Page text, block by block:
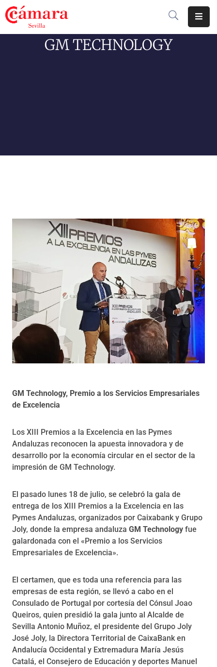
GM TECHNOLOGY
GM Technology, Premio a los Servicios Empresariales
de Excelencia
Los XIII Premios a la Excelencia en las Pymes
Andaluzas reconocen la apuesta innovadora y de
desarrollo por la economía circular en el sector de la
impresión de GM Technology.
El pasado lunes 18 de julio, se celebró la gala de
entrega de los XIII Premios a la Excelencia en las
Pymes Andaluzas, organizados por Caixabank y Grupo
Joly, donde la empresa andaluza GM Technology fue
galardonada con el «Premio a los Servicios
Empresariales de Excelencia».
El certamen, que es toda una referencia para las
empresas de esta región, se llevó a cabo en el
Consulado de Portugal por cortesía del Cónsul Joao
Queiros, quien presidió la gala junto al Alcalde de
Sevilla Antonio Muñoz, el presidente del Grupo Joly
José Joly, la Directora Territorial de CaixaBank en
Andalucía Occidental y Extremadura María Jesús
Catalá, el Consejero de Educación y deportes Manuel